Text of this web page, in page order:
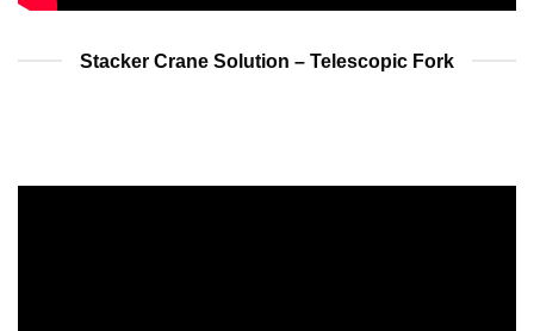
Stacker Crane Solution – Telescopic Fork